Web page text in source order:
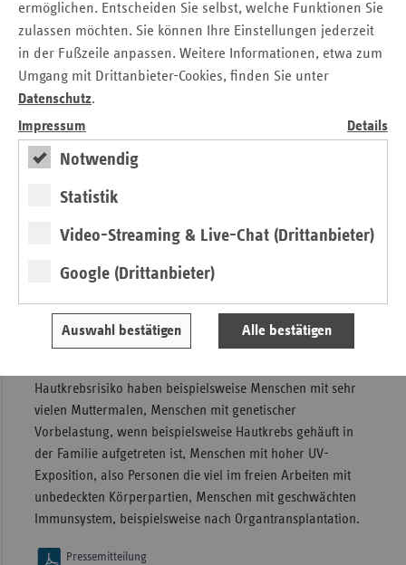
ermöglichen. Entscheiden Sie selbst, welche Funktionen Sie
zulassen möchten. Sie können Ihre Einstellungen jederzeit
in der Fußzeile anpassen. Weitere Informationen, etwa zum
Umgang mit Drittanbieter-Cookies, finden Sie unter
Datenschutz.
Impressum
Details
Notwendig
Statistik
Video-Streaming & Live-Chat (Drittanbieter)
Google (Drittanbieter)
Auswahl bestätigen Alle bestätigen
beziehungsweise Verbesserungspotenzial des Screenings.
Das Hauskrebs-Screening könnte in diesem Fall
weiterlaufen. In wieweit eine (vorübergehende) Aussetzung
juristisch durchsetzbar ist, können wir nicht sagen.
werden, dann ist zu befürchten, dass Patient:innen in eine
IGeL-Situation gedrängt werden. D.h., dass die ärztlichen
werden.
Die Fragen nach dem Nutzen, bspw. weniger Todesfälle,
Methodenbewertung des Instituts für Qualität und
Wirtschaftlichkeit (IQWiG) und eine anschließende Beratung
im G-BA konkretisiert werden. Allgemein ist unter
medizinischen Gesichtspunkten das Risiko an Hautkrebs zu
Hautkrebsrisiko haben beispielsweise Menschen mit sehr
vielen Muttermalen, Menschen mit genetischer
Vorbelastung, wenn beispielsweise Hautkrebs gehäuft in
der Familie aufgetreten ist, Menschen mit hoher UV-
Exposition, also Personen die viel im freien Arbeiten mit
unbedeckten Körperpartien, Menschen mit geschwächten
Immunsystem, beispielsweise nach Organtransplantation.
Pressemitteilung